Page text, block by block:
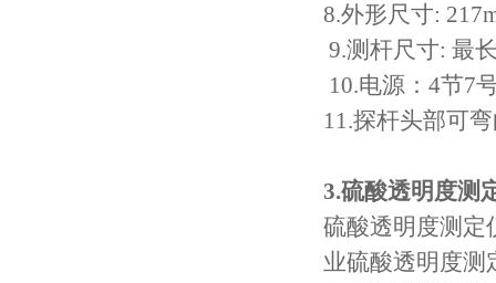
8.外形尺寸:
9.测杆尺寸: 最
10.电源： 4节7
11.探杆头部可
3.硫酸透明度测
硫酸透明度测定
业硫酸透明度测